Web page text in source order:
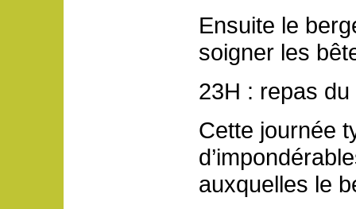
Ensuite le
soigner les
23H : repas du
Cette journée
auxquelles le